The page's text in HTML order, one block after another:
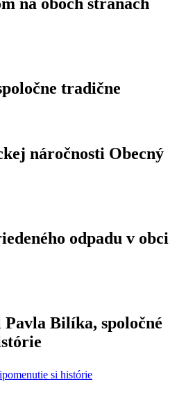
tradične
náročnosti Obecný
odpadu v obci
Bilíka, spoločné